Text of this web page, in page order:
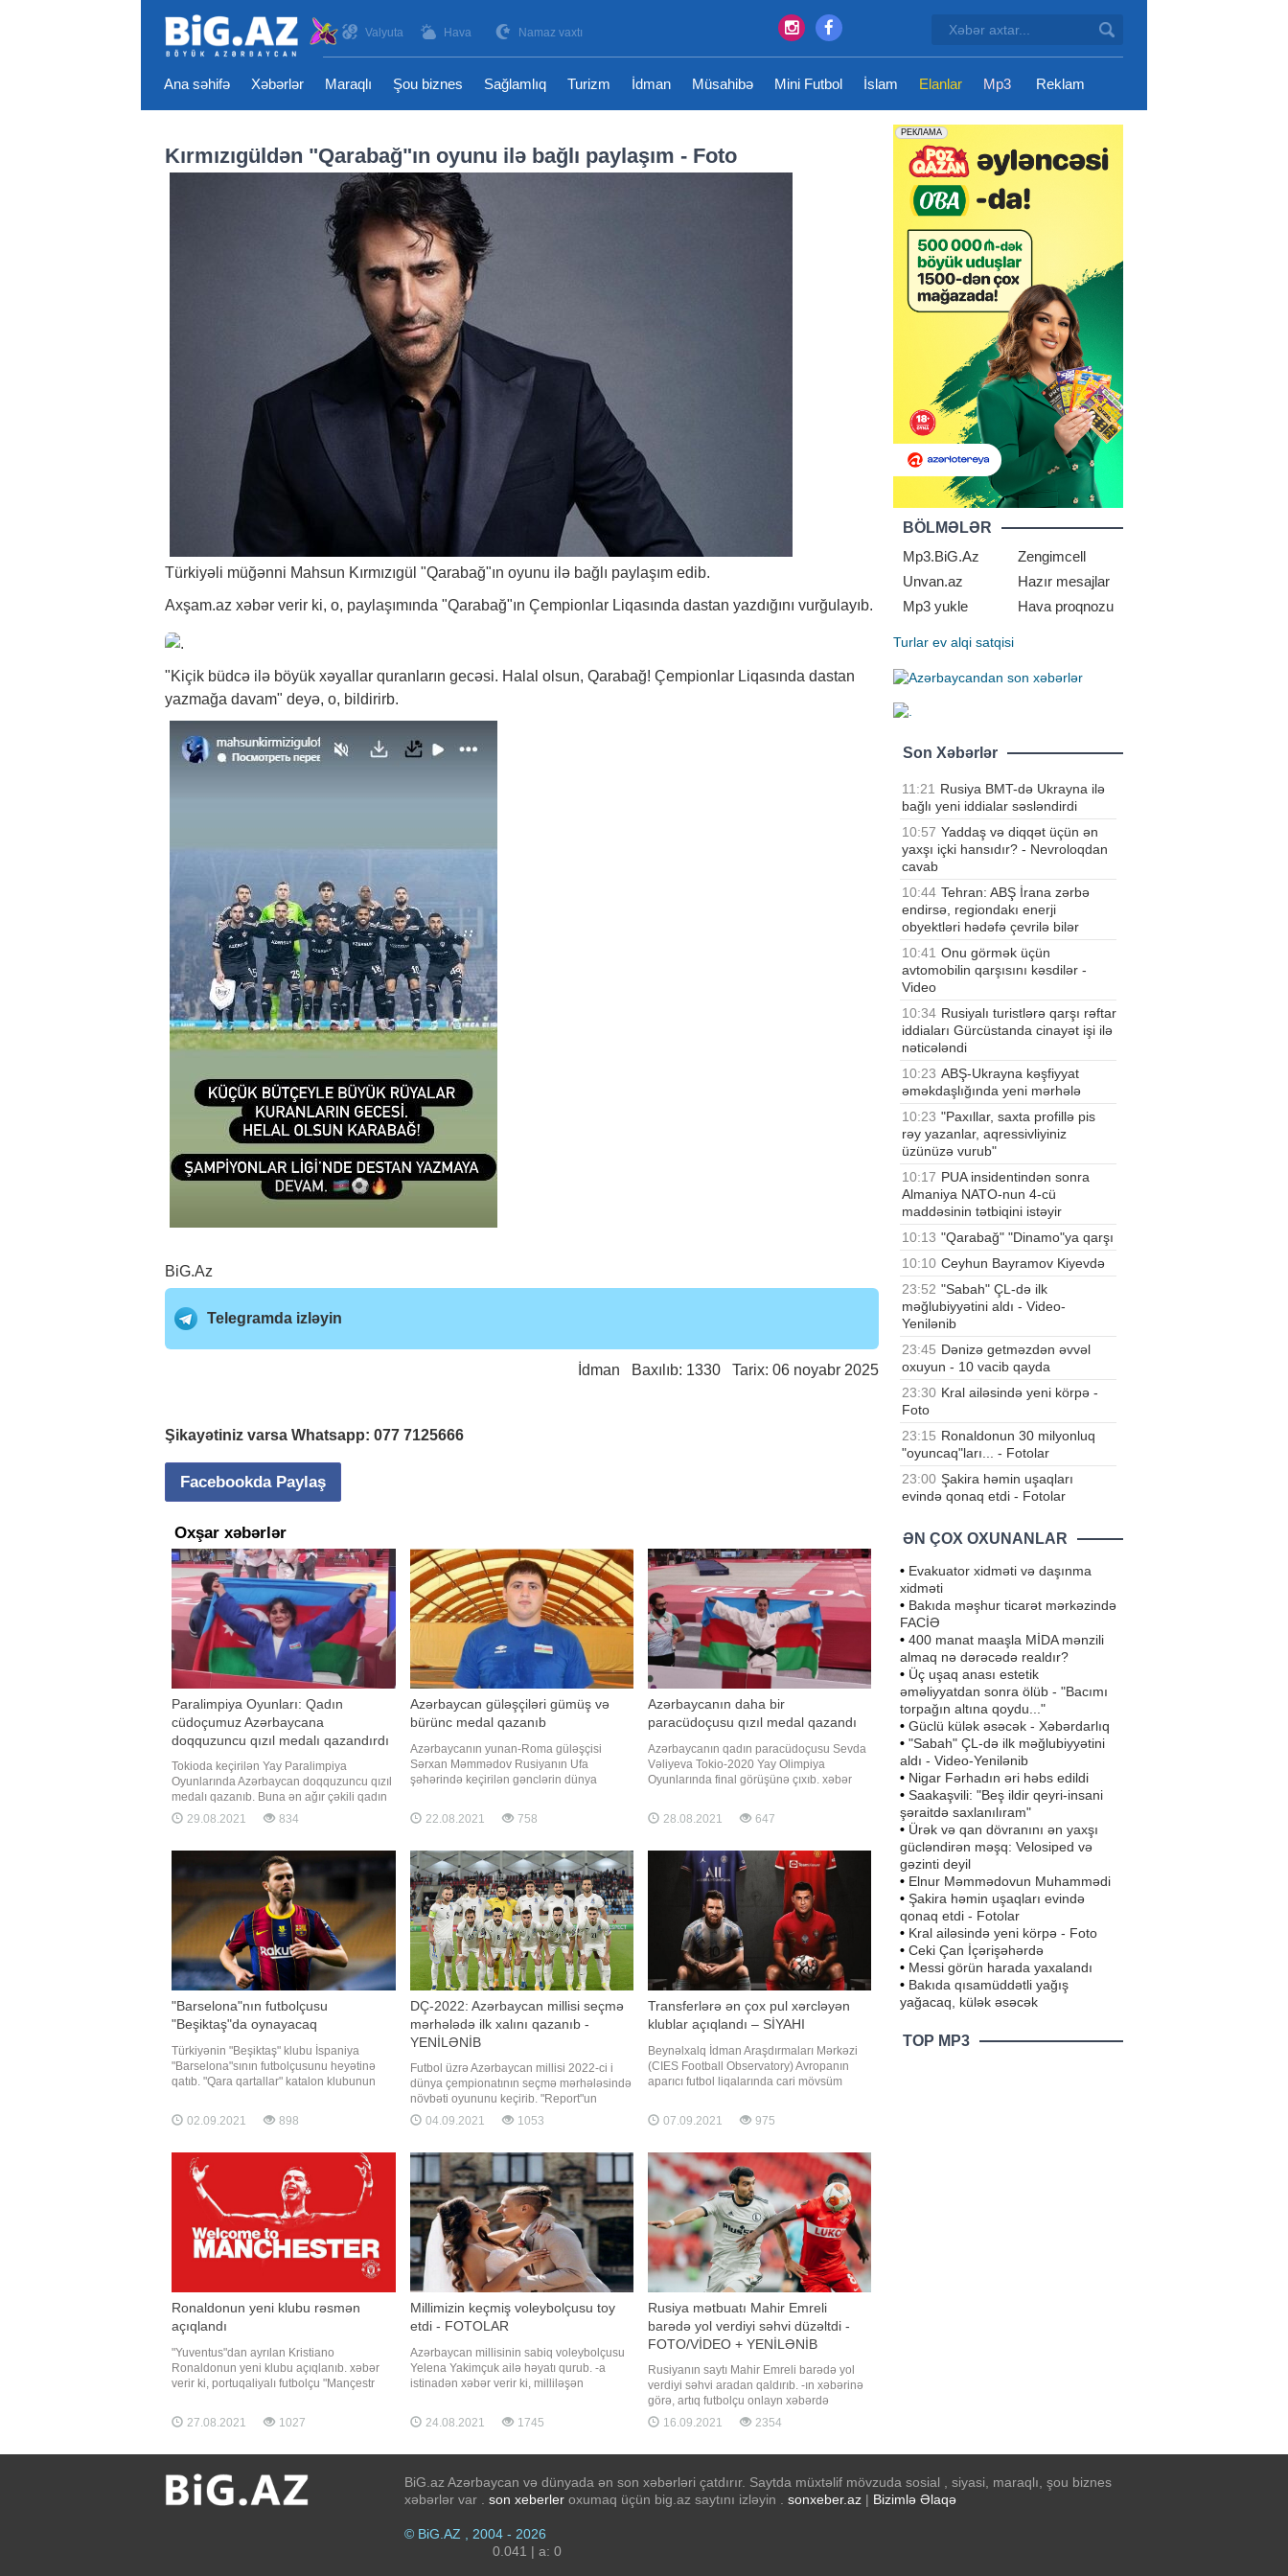
Valyuta Hava Namaz vaxtı
Ana səhifə Xəbərlər Maraqlı Şou biznes Sağlamlıq Turizm İdman Müsahibə Mini Futbol İslam Elanlar Mp3 Reklam
Kırmızıgüldən "Qarabağ"ın oyunu ilə bağlı paylaşım - Foto
Türkiyəli müğənni Mahsun Kırmızıgül "Qarabağ"ın oyunu ilə bağlı paylaşım edib.
Axşam.az xəbər verir ki, o, paylaşımında "Qarabağ"ın Çempionlar Liqasında dastan yazdığını vurğulayıb.
"Kiçik büdcə ilə böyük xəyallar quranların gecəsi. Halal olsun, Qarabağ! Çempionlar Liqasında dastan
yazmağa davam" deyə, o, bildirirb.
BiG.Az
Telegramda izləyin
İdman Baxılıb: 1330 Tarix: 06 noyabr 2025
Şikayətiniz varsa Whatsapp: 077 7125666
Facebookda Paylaş
Oxşar xəbərlər
Paralimpiya Oyunları: Qadın
cüdoçumuz Azərbaycana
doqquzuncu qızıl medalı qazandırdı
Tokioda keçirilən Yay Paralimpiya
Oyunlarında Azərbaycan doqquzuncu qızıl
medalı qazanıb. Buna ən ağır çəkili qadın
cüdoçumuz Dürsədəf Kərimova (+70 kq)
nail olub. O, finalda Zarina Baybatinaya
medal qazanıb. Bu nəticədən sonra
Azərbaycan doqquz qızıl və iki bürün
29.08.2021 834
Azərbaycan güləşçiləri gümüş və
bürünc medal qazanıb
Azərbaycanın yunan-Roma güləşçisi
Sərxan Məmmədov Rusiyanın Ufa
şəhərində keçirilən gənclərin dünya
çəki dərəcəsində mübarizə aparan
idmançı türkiyəli Muhammet Bakirlə üz-üzə
Məmmədov gümüş medalla kifayətlənib. 5
22.08.2021 758
Azərbaycanın daha bir
paracüdoçusu qızıl medal qazandı
Azərbaycanın qadın paracüdoçusu Sevda
Vəliyeva Tokio-2020 Yay Olimpiya
Oyunlarında final görüşünə çıxıb. xəbər
aparan idmançı qızıl medal uğrunda
qarşılaşmada Pərvinə Səməndərova ilə
edən Vəliyeva paralimpiya çempion
28.08.2021 647
"Barselona"nın futbolçusu
"Beşiktaş"da oynayacaq
Türkiyənin "Beşiktaş" klubu İspaniya
"Barselona"sının futbolçusunu heyətinə
qatıb. "Qara qartallar" katalon klubunun
götürüb. "Barsa"da illik 8 milyon avro
məvacib alan Pyaniçə İstanbul
02.09.2021 898
DÇ-2022: Azərbaycan millisi seçmə
mərhələdə ilk xalını qazanıb -
YENİLƏNİB
Futbol üzrə Azərbaycan millisi 2022-ci i
dünya çempionatının seçmə mərhələsində
növbəti oyununu keçirib. "Report"un
məlumatına görə, Canni De Byazinin
başçılıq etdiyi kollektiv A qrupundakı 4-cü
Dublindəki "Aviva" stadionunda keçirilən
qarşılaşm
04.09.2021 1053
Transferlərə ən çox pul xərcləyən
klublar açıqlandı – SİYAHI
Beynəlxalq İdman Araşdırmaları Mərkəzi
(CIES Football Observatory) Avropanın
aparıcı futbol liqalarında cari mövsüm
ən çox pul xərcləyən klubların reytinqini
tərtib edib. -a istinadən xəbər verir ki, bir
siyahıda yalnız üçünc
07.09.2021 975
Ronaldonun yeni klubu rəsmən
açıqlandı
"Yuventus"dan ayrılan Kristiano
Ronaldonun yeni klubu açıqlanıb. xəbər
verir ki, portuqaliyalı futbolçu "Mançestr
İngiltərə klubunun rəsmi saytı yayıb. Qeyd
edək ki, təcrübəli forvard daha öncə də
27.08.2021 1027
Millimizin keçmiş voleybolçusu toy
etdi - FOTOLAR
Azərbaycan millisinin sabiq voleybolçusu
Yelena Yakimçuk ailə həyatı qurub. -a
istinadən xəbər verir ki, milliləşən
baş tutub. Xanım voleybolçu Dmitri Şatovla
evlənib. Kiyevdə anadan olan Yelenanın
24.08.2021 1745
Rusiya mətbuatı Mahir Emreli
barədə yol verdiyi səhvi düzəltdi -
FOTO/VİDEO + YENİLƏNİB
Rusiyanın saytı Mahir Emreli barədə yol
verdiyi səhvi aradan qaldırıb. -ın xəbərinə
görə, artıq futbolçu onlayn xəbərdə
azərbaycanlı kimi təqdim olunub. 13:34.
Millimizin futbolçusu Mahir Emreli
idman saytlarından olan futbolçumu
16.09.2021 2354
BÖLMƏLƏR
Mp3.BiG.Az
Zengimcell
Unvan.az
Hazır mesajlar
Mp3 yukle
Hava proqnozu
Turlar ev alqi satqisi
Son Xəbərlər
11:21 Rusiya BMT-də Ukrayna ilə
bağlı yeni iddialar səsləndirdi
10:57 Yaddaş və diqqət üçün ən
yaxşı içki hansıdır? - Nevroloqdan
cavab
10:44 Tehran: ABŞ İrana zərbə
endirsə, regiondakı enerji
obyektləri hədəfə çevrilə bilər
10:41 Onu görmək üçün
avtomobilin qarşısını kəsdilər -
Video
10:34 Rusiyalı turistlərə qarşı rəftar
iddiaları Gürcüstanda cinayət işi ilə
nəticələndi
10:23 ABŞ-Ukrayna kəşfiyyat
əməkdaşlığında yeni mərhələ
10:23 "Paxıllar, saxta profillə pis
rəy yazanlar, aqressivliyiniz
üzünüzə vurub"
10:17 PUA insidentindən sonra
Almaniya NATO-nun 4-cü
maddəsinin tətbiqini istəyir
10:13 "Qarabağ" "Dinamo"ya qarşı
10:10 Ceyhun Bayramov Kiyevdə
23:52 "Sabah" ÇL-də ilk
məğlubiyyətini aldı - Video-
Yenilənib
23:45 Dənizə getməzdən əvvəl
oxuyun - 10 vacib qayda
23:30 Kral ailəsində yeni körpə -
Foto
23:15 Ronaldonun 30 milyonluq
"oyuncaq"ları... - Fotolar
23:00 Şakira həmin uşaqları
evində qonaq etdi - Fotolar
ƏN ÇOX OXUNANLAR
• Evakuator xidməti və daşınma
xidməti
• Bakıda məşhur ticarət mərkəzində
FACİƏ
• 400 manat maaşla MİDA mənzili
almaq nə dərəcədə realdır?
• Üç uşaq anası estetik
əməliyyatdan sonra ölüb - "Bacımı
torpağın altına qoydu..."
• Güclü külək əsəcək - Xəbərdarlıq
• "Sabah" ÇL-də ilk məğlubiyyətini
aldı - Video-Yenilənib
• Nigar Fərhadın əri həbs edildi
• Saakaşvili: "Beş ildir qeyri-insani
şəraitdə saxlanılıram"
• Ürək və qan dövranını ən yaxşı
gücləndirən məşq: Velosiped və
gəzinti deyil
• Elnur Məmmədovun Muhammədi
• Şakira həmin uşaqları evində
qonaq etdi - Fotolar
• Kral ailəsində yeni körpə - Foto
• Ceki Çan İçərişəhərdə
• Messi görün harada yaxalandı
• Bakıda qısamüddətli yağış
yağacaq, külək əsəcək
TOP MP3
BiG.az Azərbaycan və dünyada ən son xəbərləri çatdırır. Saytda müxtəlif mövzuda sosial , siyasi, maraqlı, şou biznes
xəbərlər var . son xeberler oxumaq üçün big.az saytını izləyin . sonxeber.az | Bizimlə Əlaqə
© BiG.AZ , 2004 - 2026
0.041 | a: 0